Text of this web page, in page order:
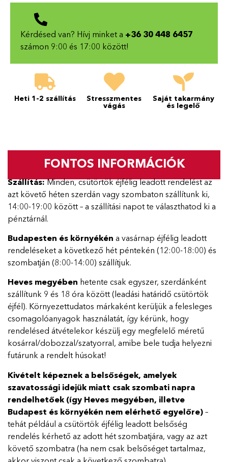
Kérdésed van? Hívj minket a +36 30 448 6457
számon 9:00 és 17:00 között!
Heti 1-2 szállítás
Stresszmentes
vágás
Saját takarmány
és legelő
FONTOS INFORMÁCIÓK
Szállítás: Minden, csütörtök éjfélig leadott rendelést az
azt követő héten szerdán vagy szombaton szállítunk ki,
14:00-19:00 között – a szállítási napot te választhatod ki a
pénztárnál.
Budapesten és környékén a vasárnap éjfélig leadott
rendeléseket a következő hét péntekén (12:00-18:00) és
szombatján (8:00-14:00) szállítjuk.
Heves megyében hetente csak egyszer, szerdánként
szállítunk 9 és 18 óra között (leadási határidő csütörtök
éjfél). Környezettudatos márkaként kerüljük a felesleges
csomagolóanyagok használatát, így kérünk, hogy
rendelésed átvételekor készülj egy megfelelő méretű
kosárral/dobozzal/szatyorral, amibe bele tudja helyezni
futárunk a rendelt húsokat!
Kivételt képeznek a belsőségek, amelyek
szavatossági idejük miatt csak szombati napra
rendelhetőek (így Heves megyében, illetve
Budapest és környékén nem elérhető egyelőre) –
tehát például a csütörtök éjfélig leadott belsőség
rendelés kérhető az adott hét szombatjára, vagy az azt
követő szombatra (ha nem csak belsőséget tartalmaz,